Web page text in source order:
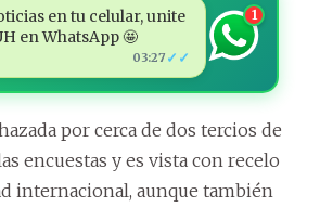
en tu celular, unite
en WhatsApp 🤩
03:27 ✓✓
1
por cerca de dos tercios de
encuestas y es vista con recelo
internacional, aunque también